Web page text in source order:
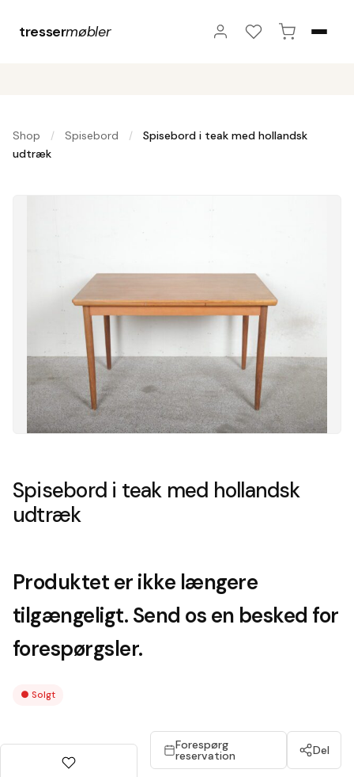
tressermøbler
Shop / Spisebord /
Spisebord i teak med hollandsk
udtræk
Spisebord i teak med hollandsk
udtræk
Produktet er ikke længere
tilgængeligt. Send os en besked for
forespørgsler.
● Solgt
Forespørg
reservation Del